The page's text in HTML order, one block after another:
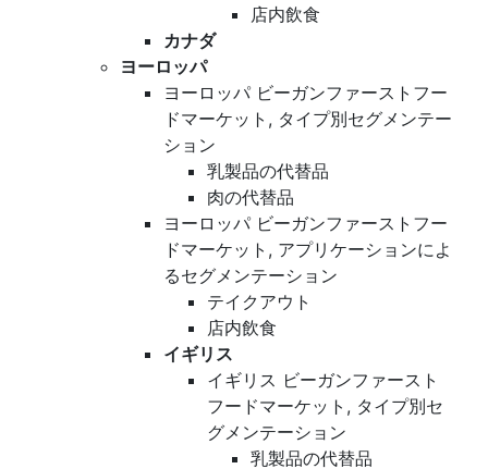
店内飲食
カナダ
ヨーロッパ
ヨーロッパ ビーガンファーストフー
ドマーケット, タイプ別セグメンテー
ション
乳製品の代替品
肉の代替品
ヨーロッパ ビーガンファーストフー
ドマーケット, アプリケーションによ
るセグメンテーション
テイクアウト
店内飲食
イギリス
イギリス ビーガンファースト
フードマーケット, タイプ別セ
グメンテーション
乳製品の代替品